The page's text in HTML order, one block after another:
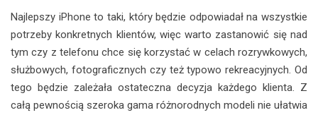
Najlepszy iPhone to taki, który będzie odpowiadał na wszystkie
potrzeby konkretnych klientów, więc warto zastanowić się nad
tym czy z telefonu chce się korzystać w celach rozrywkowych,
służbowych, fotograficznych czy też typowo rekreacyjnych. Od
tego będzie zależała ostateczna decyzja każdego klienta. Z
całą pewnością szeroka gama różnorodnych modeli nie ułatwia